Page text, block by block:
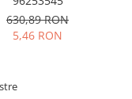
630,89 RON
5,46 RON